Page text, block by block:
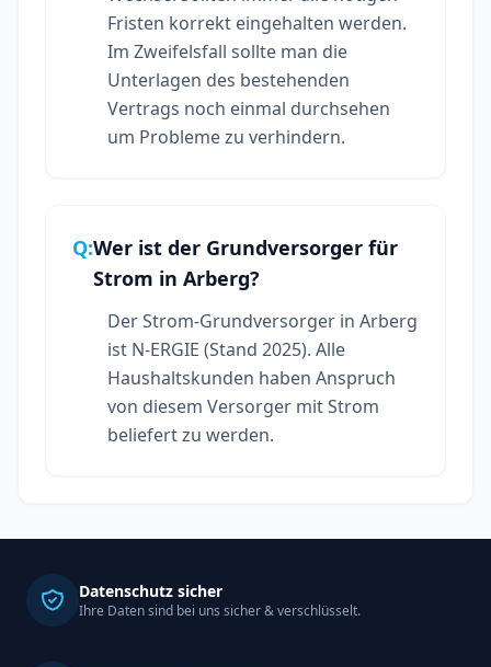
Fristen korrekt eingehalten werden.
Im Zweifelsfall sollte man die
Unterlagen des bestehenden
Vertrags noch einmal durchsehen
um Probleme zu verhindern.
Q:Wer ist der Grundversorger für
Strom in Arberg?
Der Strom-Grundversorger in Arberg
ist N-ERGIE (Stand 2025). Alle
Haushaltskunden haben Anspruch
von diesem Versorger mit Strom
beliefert zu werden.
Datenschutz sicher
Ihre Daten sind bei uns sicher & verschlüsselt.